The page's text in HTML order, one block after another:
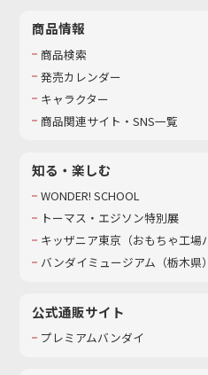
商品情報
商品検索
発売カレンダー
キャラクター
商品関連サイト・SNS一覧
知る・楽しむ
WONDER! SCHOOL
トーマス・エジソン特別展
キッザニア東京（おもちゃ工場
バンダイミュージアム（栃木県）
公式通販サイト
プレミアムバンダイ